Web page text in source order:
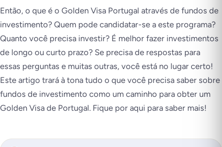
Então, o que é o Golden Visa Portugal através de fundos de
investimento? Quem pode candidatar-se a este programa?
Quanto você precisa investir? É melhor fazer investimentos
de longo ou curto prazo? Se precisa de respostas para
essas perguntas e muitas outras, você está no lugar certo!
Este artigo trará à tona tudo o que você precisa saber sobre
fundos de investimento como um caminho para obter um
Golden Visa de Portugal. Fique por aqui para saber mais!